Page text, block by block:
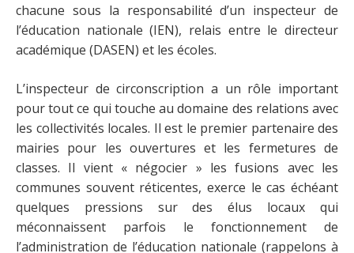
chacune sous la responsabilité d’un inspecteur de
l’éducation nationale (IEN), relais entre le directeur
académique (DASEN) et les écoles.
L’inspecteur de circonscription a un rôle important
pour tout ce qui touche au domaine des relations avec
les collectivités locales. Il est le premier partenaire des
mairies pour les ouvertures et les fermetures de
classes. Il vient « négocier » les fusions avec les
communes souvent réticentes, exerce le cas échéant
quelques pressions sur des élus locaux qui
méconnaissent parfois le fonctionnement de
l’administration de l’éducation nationale (rappelons à